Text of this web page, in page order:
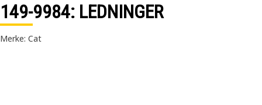
149-9984: LEDNINGER
Merke: Cat